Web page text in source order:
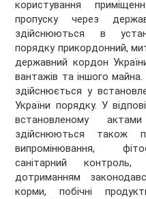
користування
пропуску через
здійснюються в
порядку прикордонний,
державний кордон
вантажів та іншого
здійснюється у
України порядку. У
встановленому
здійснюються також
випромінювання,
санітарний
дотриманням
корми, побічні